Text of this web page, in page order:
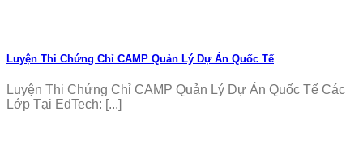
Luyện Thi Chứng Chỉ CAMP Quản Lý Dự Án Quốc Tế
Luyện Thi Chứng Chỉ CAMP Quản Lý Dự Án Quốc Tế Các
Lớp Tại EdTech: [...]